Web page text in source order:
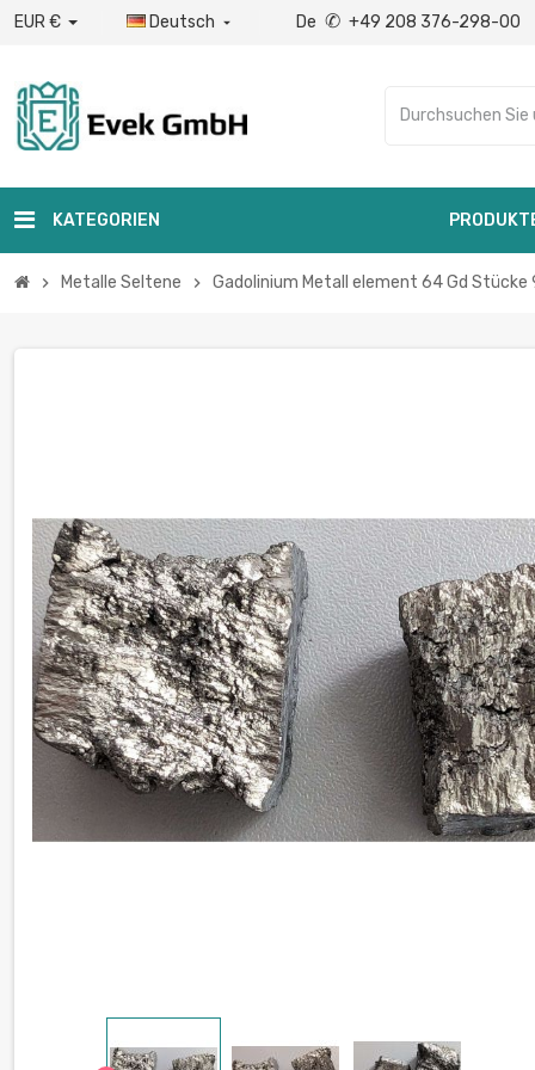
EUR € Deutsch  De ✆ +49 208 376-298-00
KATEGORIEN
chevron_right Metalle Seltene chevron_right Gadolinium Metall element 64 Gd Stücke